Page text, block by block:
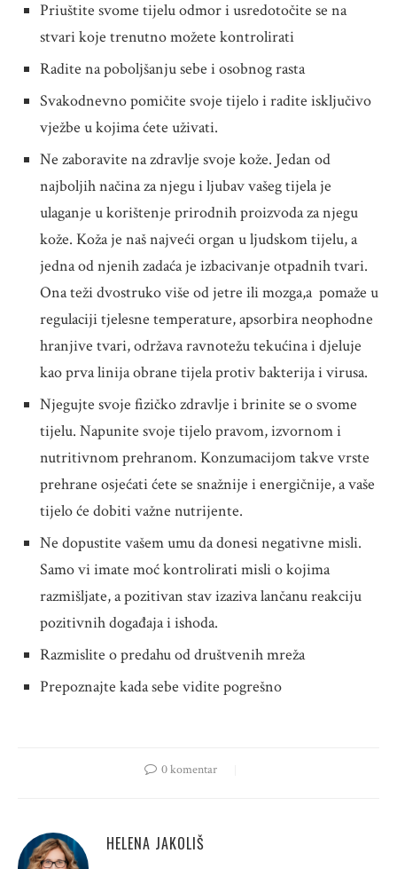
Priuštite svome tijelu odmor i usredotočite se na
stvari koje trenutno možete kontrolirati
Radite na poboljšanju sebe i osobnog rasta
Svakodnevno pomičite svoje tijelo i radite isključivo
vježbe u kojima ćete uživati.
Ne zaboravite na zdravlje svoje kože. Jedan od
najboljih načina za njegu i ljubav vašeg tijela je
ulaganje u korištenje prirodnih proizvoda za njegu
kože. Koža je naš najveći organ u ljudskom tijelu, a
jedna od njenih zadaća je izbacivanje otpadnih tvari.
Ona teži dvostruko više od jetre ili mozga,a pomaže u
regulaciji tjelesne temperature, apsorbira neophodne
hranjive tvari, održava ravnotežu tekućina i djeluje
kao prva linija obrane tijela protiv bakterija i virusa.
Njegujte svoje fizičko zdravlje i brinite se o svome
tijelu. Napunite svoje tijelo pravom, izvornom i
nutritivnom prehranom. Konzumacijom takve vrste
prehrane osjećati ćete se snažnije i energičnije, a vaše
tijelo će dobiti važne nutrijente.
Ne dopustite vašem umu da donesi negativne misli.
Samo vi imate moć kontrolirati misli o kojima
razmišljate, a pozitivan stav izaziva lančanu reakciju
pozitivnih događaja i ishoda.
Razmislite o predahu od društvenih mreža
Prepoznajte kada sebe vidite pogrešno
0 komentar
HELENA JAKOLIŠ